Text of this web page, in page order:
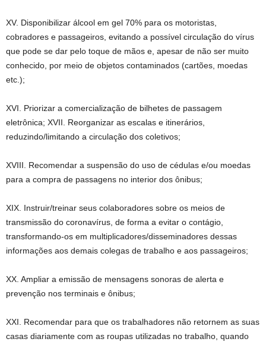
XV. Disponibilizar álcool em gel 70% para os motoristas,
cobradores e passageiros, evitando a possível circulação do vírus
que pode se dar pelo toque de mãos e, apesar de não ser muito
conhecido, por meio de objetos contaminados (cartões, moedas
etc.);
XVI. Priorizar a comercialização de bilhetes de passagem
eletrônica; XVII. Reorganizar as escalas e itinerários,
reduzindo/limitando a circulação dos coletivos;
XVIII. Recomendar a suspensão do uso de cédulas e/ou moedas
para a compra de passagens no interior dos ônibus;
XIX. Instruir/treinar seus colaboradores sobre os meios de
transmissão do coronavírus, de forma a evitar o contágio,
transformando-os em multiplicadores/disseminadores dessas
informações aos demais colegas de trabalho e aos passageiros;
XX. Ampliar a emissão de mensagens sonoras de alerta e
prevenção nos terminais e ônibus;
XXI. Recomendar para que os trabalhadores não retornem as suas
casas diariamente com as roupas utilizadas no trabalho, quando